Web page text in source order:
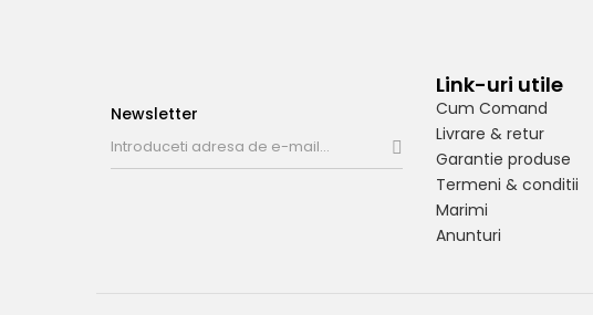
Newsletter
Link-uri utile
Cum Comand
Livrare & retur
Garantie produse
Termeni & conditii
Marimi
Anunturi